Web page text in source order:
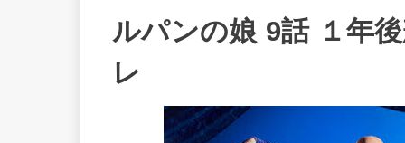
ルパンの娘 9話 １年
レ